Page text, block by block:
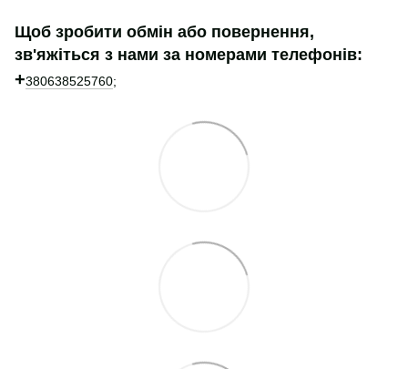
Щоб зробити обмін або повернення,
зв'яжіться з нами за номерами телефонів:
+380638525760;